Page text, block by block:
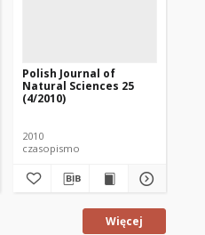
Polish Journal of
Natural Sciences 25
(4/2010)
2010
czasopismo
Więcej